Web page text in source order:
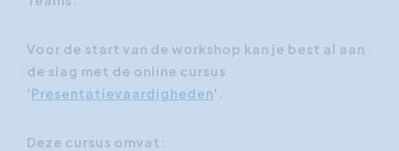
Voor de start van de workshop kan je best al aan
de slag met de online cursus
'Presentatievaardigheden'.
Deze cursus omvat: